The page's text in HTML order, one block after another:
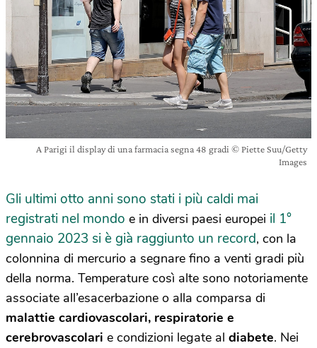
A Parigi il display di una farmacia segna 48 gradi © Piette Suu/Getty
Images
Gli ultimi otto anni sono stati i più caldi mai
registrati nel mondo e in diversi paesi europei il 1°
gennaio 2023 si è già raggiunto un record, con la
colonnina di mercurio a segnare fino a venti gradi più
della norma. Temperature così alte sono notoriamente
associate all’esacerbazione o alla comparsa di
malattie cardiovascolari, respiratorie e
cerebrovascolari e condizioni legate al diabete. Nei